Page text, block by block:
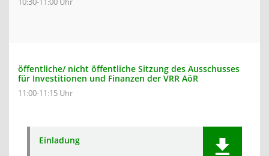
öffentliche/ nicht öffentliche Sitzung des Ausschusses
für Investitionen und Finanzen der VRR AöR
11:00-11:15 Uhr
Einladung